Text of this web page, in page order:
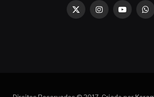
X
InstagramYouTube